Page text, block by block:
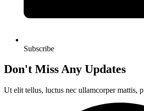
Subscribe
Don't Miss Any Updates
Ut elit tellus, luctus nec ullamcorper mattis,